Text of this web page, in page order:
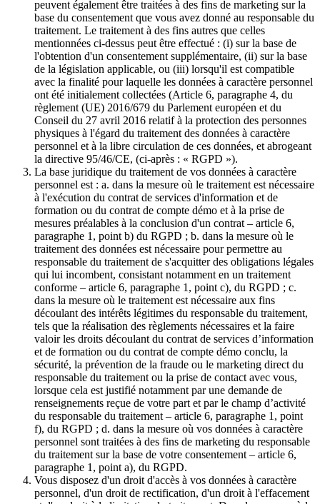
peuvent également être traitées à des fins de marketing sur la
base du consentement que vous avez donné au responsable du
traitement. Le traitement à des fins autres que celles
mentionnées ci-dessus peut être effectué : (i) sur la base de
l'obtention d'un consentement supplémentaire, (ii) sur la base
de la législation applicable, ou (iii) lorsqu'il est compatible
avec la finalité pour laquelle les données à caractère personnel
ont été initialement collectées (Article 6, paragraphe 4, du
règlement (UE) 2016/679 du Parlement européen et du
Conseil du 27 avril 2016 relatif à la protection des personnes
physiques à l'égard du traitement des données à caractère
personnel et à la libre circulation de ces données, et abrogeant
la directive 95/46/CE, (ci-après : « RGPD »).
La base juridique du traitement de vos données à caractère
personnel est : a. dans la mesure où le traitement est nécessaire
à l'exécution du contrat de services d'information et de
formation ou du contrat de compte démo et à la prise de
mesures préalables à la conclusion d'un contrat – article 6,
paragraphe 1, point b) du RGPD ; b. dans la mesure où le
traitement des données est nécessaire pour permettre au
responsable du traitement de s'acquitter des obligations légales
qui lui incombent, consistant notamment en un traitement
conforme – article 6, paragraphe 1, point c), du RGPD ; c.
dans la mesure où le traitement est nécessaire aux fins
découlant des intérêts légitimes du responsable du traitement,
tels que la réalisation des règlements nécessaires et la faire
valoir les droits découlant du contrat de services d’information
et de formation ou du contrat de compte démo conclu, la
sécurité, la prévention de la fraude ou le marketing direct du
responsable du traitement ou la prise de contact avec vous,
lorsque cela est justifié notamment par une demande de
renseignements reçue de votre part et par le champ d’activité
du responsable du traitement – article 6, paragraphe 1, point
f), du RGPD ; d. dans la mesure où vos données à caractère
personnel sont traitées à des fins de marketing du responsable
du traitement sur la base de votre consentement – article 6,
paragraphe 1, point a), du RGPD.
Vous disposez d'un droit d'accès à vos données à caractère
personnel, d'un droit de rectification, d'un droit à l'effacement